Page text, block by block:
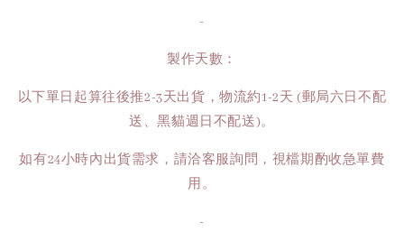
-
製作天數：
以下單日起算往後推2-3天出貨，物流約1-2天 (郵局六日不配
送、黑貓週日不配送)。
如有24小時內出貨需求，請洽客服詢問，視檔期酌收急單費
用。
-